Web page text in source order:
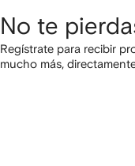
No te
Regístrate para recibir
mucho más,